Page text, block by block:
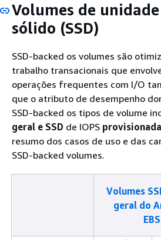
Volumes de
sólido (SSD)
SSD-backed os volumes são
trabalho transacionais que
operações frequentes com I/O
que o atributo de desempenho
SSD-backed os tipos de volume
geral e SSD de IOPS
resumo dos casos de uso e das
SSD-backed volumes.
Volumes
geral do
EBS